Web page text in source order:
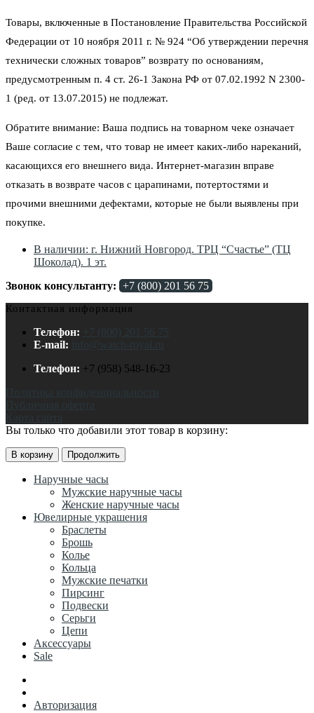
Товары, включенные в Постановление Правительства Российской
Федерации от 10 ноября 2011 г. № 924 “Об утверждении перечня
технически сложных товаров” возврату по основаниям,
предусмотренным п. 4 ст. 26-1 Закона РФ от 07.02.1992 N 2300-
1 (ред. от 13.07.2015) не подлежат.
Обратите внимание: Ваша подпись на товарном чеке означает
Ваше согласие с тем, что товар не имеет каких-либо нареканий,
касающихся его внешнего вида. Интернет-магазин вправе
отказать в возврате часов с царапинами, потертостями и
прочими внешними дефектами, которые не были выявлены при
покупке.
В наличии: г. Нижний Новгород. ТРЦ “Счастье” (ТЦ
Шоколад). 1 эт.
Звонок консультанту: +7 (800) 201 56 75
Контактная информация
Телефон:
+7 (800) 201 56 75
E-mail:
Телефон: +7 (958) 548-16-23
Карта сайта
Вы только что добавили этот товар в корзину:
В корзину Продолжить
Наручные часы
Мужские наручные часы
Женские наручные часы
Ювелирные украшения
Браслеты
Брошь
Колье
Кольца
Мужские печатки
Пирсинг
Подвески
Серьги
Цепи
Аксессуары
Sale
Авторизация